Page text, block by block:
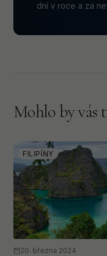
dní v roce a za
Mohlo by vás
FILIPÍNY
20. března 2024